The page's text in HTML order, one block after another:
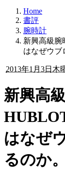
Home
書評
腕時計
新興高級腕
はなぜウブ
2013年1月3日木
新興高
はなぜ
るのか